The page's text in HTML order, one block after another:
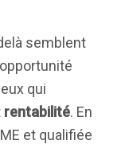
semblent
qui
rentabilité. En
et qualifiée